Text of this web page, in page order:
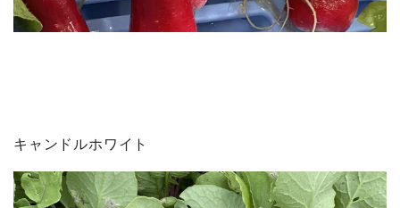
キャンドルホワイト